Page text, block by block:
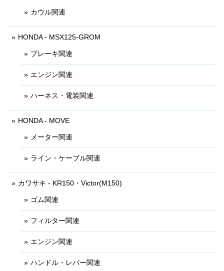
カウル関連
HONDA - MSX125-GROM
ブレーキ関連
エンジン関連
ハーネス・電装関連
HONDA - MOVE
メーター関連
ライン・ケーブル関連
カワサキ - KR150・Victor(M150)
ゴム関連
フィルター関連
エンジン関連
ハンドル・レバー関連